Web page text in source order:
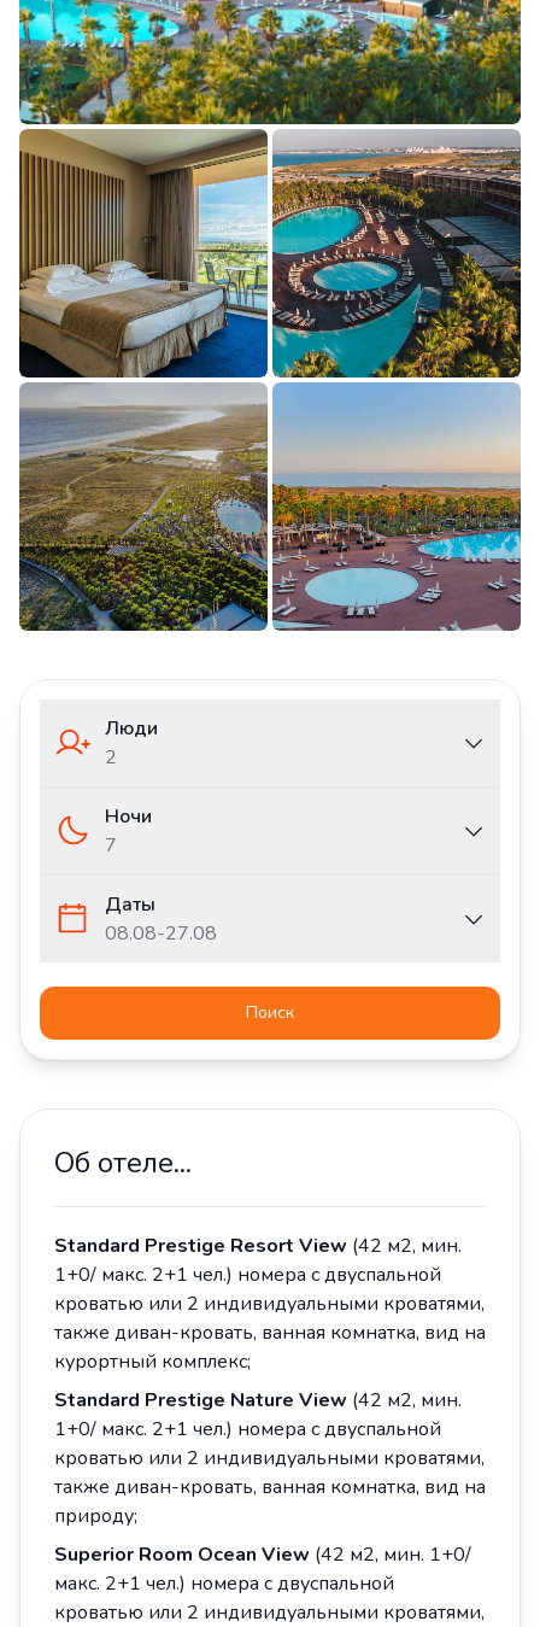
Люди
2
Ночи
7
Даты
08.08-27.08
Поиск
Об отеле...
Standard Prestige Resort View (42 м2, мин.
1+0/ макс. 2+1 чел.) номера с двуспальной
кроватью или 2 индивидуальными кроватями,
также диван-кровать, ванная комнатка, вид на
курортный комплекс;
Standard Prestige Nature View (42 м2, мин.
1+0/ макс. 2+1 чел.) номера с двуспальной
кроватью или 2 индивидуальными кроватями,
также диван-кровать, ванная комнатка, вид на
природу;
Superior Room Ocean View (42 м2, мин. 1+0/
макс. 2+1 чел.) номера с двуспальной
кроватью или 2 индивидуальными кроватями,